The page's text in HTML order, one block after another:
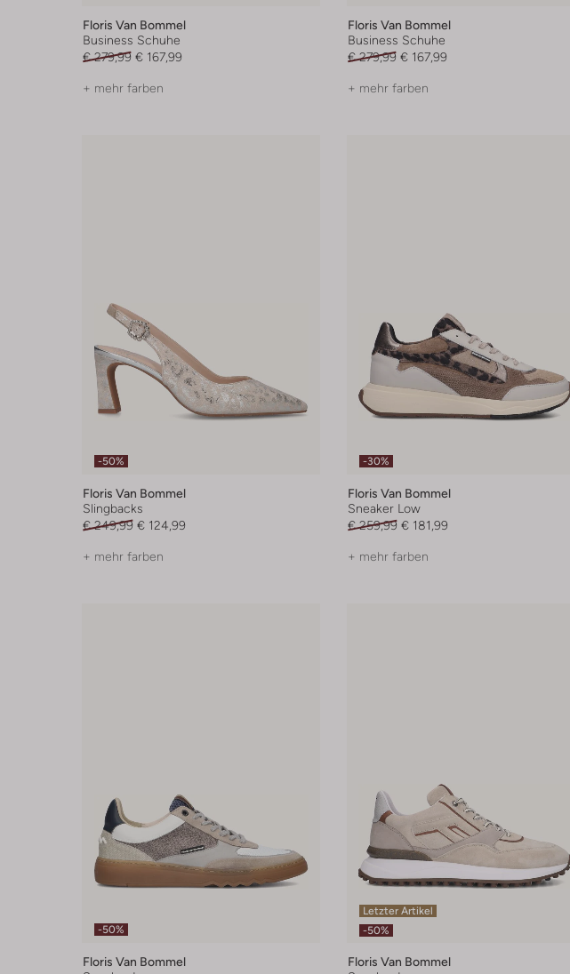
Floris Van Bommel
Business Schuhe
€ 279,99 € 167,99
+ mehr farben
Floris Van Bommel
Business Schuhe
€ 279,99 € 167,99
+ mehr farben
-50%
Floris Van Bommel
Slingbacks
€ 249,99 € 124,99
+ mehr farben
-30%
Floris Van Bommel
Sneaker Low
€ 259,99 € 181,99
+ mehr farben
-50%
Floris Van Bommel
Letzter Artikel
-50%
Floris Van Bommel